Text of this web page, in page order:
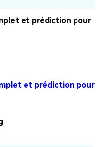
et prédiction pour
et prédiction pour